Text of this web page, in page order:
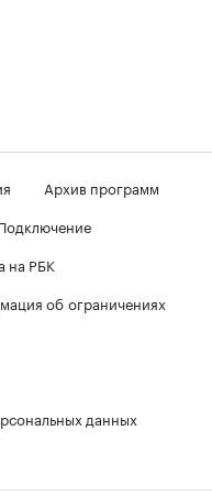
Архив программ
на РБК
об ограничениях
данных